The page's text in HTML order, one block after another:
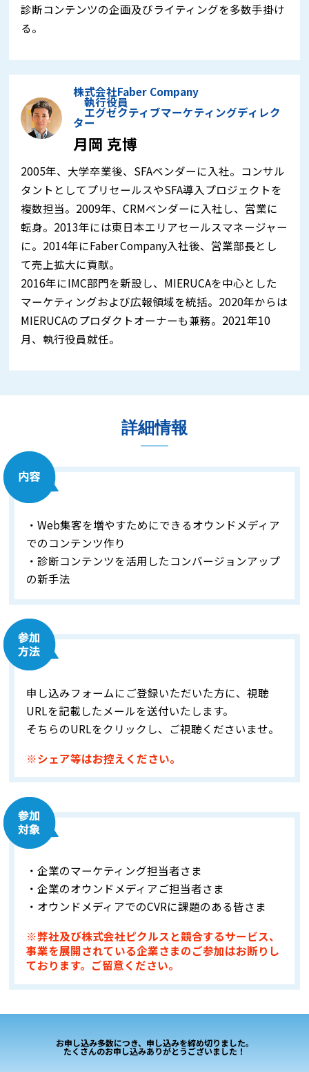
診断コンテンツの企画及びライティングを多数手掛け
る。
株式会社Faber Company
執行役員
エグゼクティブマーケティングディレク
ター
月岡 克博
2005年、大学卒業後、SFAベンダーに入社。コンサル
タントとしてプリセールスやSFA導入プロジェクトを
複数担当。2009年、CRMベンダーに入社し、営業に
転身。2013年には東日本エリアセールスマネージャー
に。2014年にFaber Company入社後、営業部長とし
て売上拡大に貢献。
2016年にIMC部門を新設し、MIERUCAを中心とした
マーケティングおよび広報領域を統括。2020年からは
MIERUCAのプロダクトオーナーも兼務。2021年10
月、執行役員就任。
詳細情報
・Web集客を増やすためにできるオウンドメディア
でのコンテンツ作り
・診断コンテンツを活用したコンバージョンアップ
の新手法
申し込みフォームにご登録いただいた方に、視聴
URLを記載したメールを送付いたします。
そちらのURLをクリックし、ご視聴くださいませ。
※シェア等はお控えください。
・企業のマーケティング担当者さま
・企業のオウンドメディアご担当者さま
・オウンドメディアでのCVRに課題のある皆さま
※弊社及び株式会社ピクルスと競合するサービス、
事業を展開されている企業さまのご参加はお断りし
ております。ご留意ください。
お申し込み多数につき、申し込みを締め切りました。
たくさんのお申し込みありがとうございました！